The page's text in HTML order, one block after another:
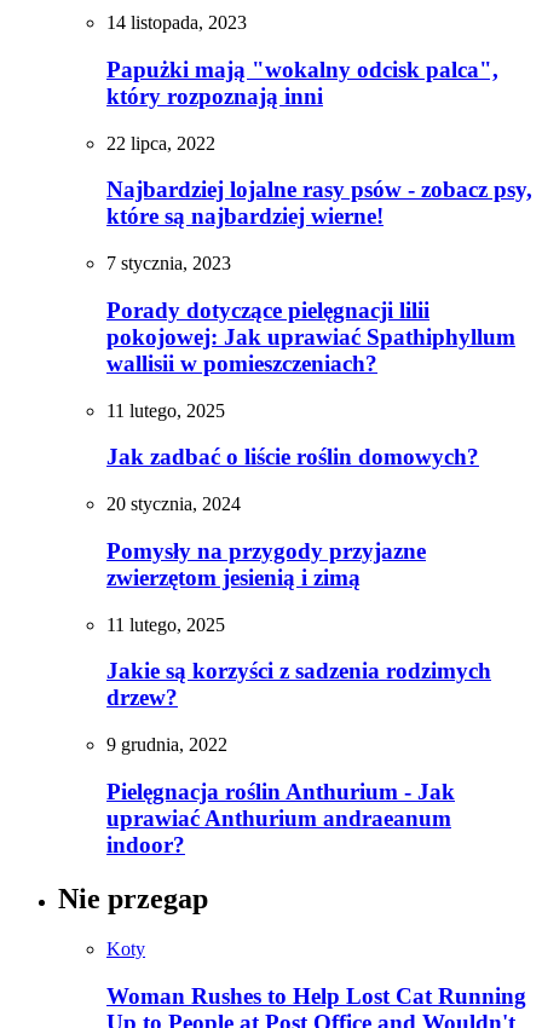
14 listopada, 2023
Papużki mają "wokalny odcisk palca",
który rozpoznają inni
22 lipca, 2022
Najbardziej lojalne rasy psów - zobacz psy,
które są najbardziej wierne!
7 stycznia, 2023
Porady dotyczące pielęgnacji lilii
pokojowej: Jak uprawiać Spathiphyllum
wallisii w pomieszczeniach?
11 lutego, 2025
Jak zadbać o liście roślin domowych?
20 stycznia, 2024
Pomysły na przygody przyjazne
zwierzętom jesienią i zimą
11 lutego, 2025
Jakie są korzyści z sadzenia rodzimych
drzew?
9 grudnia, 2022
Pielęgnacja roślin Anthurium - Jak
uprawiać Anthurium andraeanum
indoor?
Nie przegap
Koty
Woman Rushes to Help Lost Cat Running
Up to People at Post Office and Wouldn't